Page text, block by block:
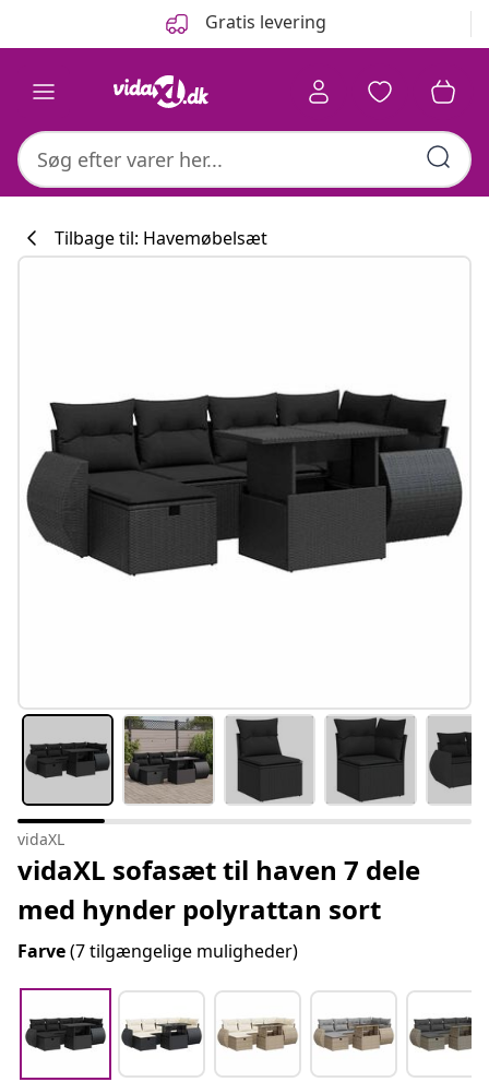
Gratis levering
#sharemevidaxl
Tilbage til: Havemøbelsæt
vidaXL
vidaXL sofasæt til haven 7 dele
med hynder polyrattan sort
Farve(7 tilgængelige muligheder)